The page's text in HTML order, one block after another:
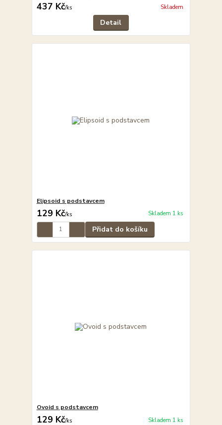
437 Kč/ks Skladem
Detail
Elipsoid s podstavcem
129 Kč/ks Skladem 1 ks
Přidat do košíku
Ovoid s podstavcem
129 Kč/ks Skladem 1 ks